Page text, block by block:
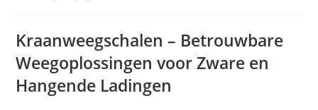
Kraanweegschalen – Betrouwbare
Weegoplossingen voor Zware en
Hangende Ladingen